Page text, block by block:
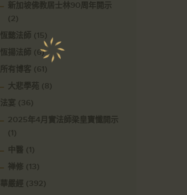
新加坡佛教居士林90周年開示
(2)
恆懿法師 (15)
恆揚法師 (6)
所有博客 (61)
大悲學苑 (8)
法宴 (36)
2025年4月實法師梁皇寶懺開示
(1)
中醫 (1)
禅修 (13)
華嚴經 (392)